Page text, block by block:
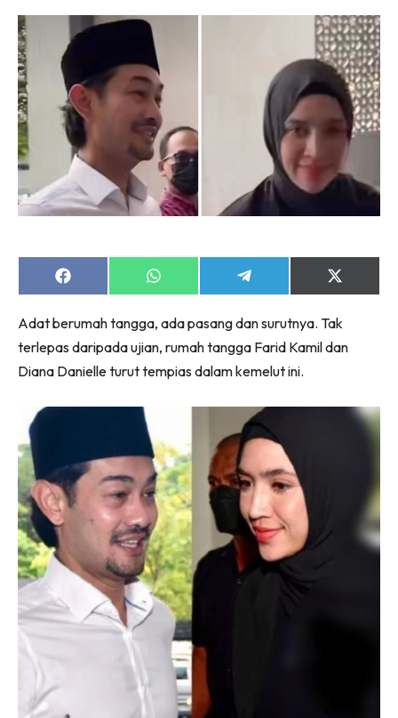
Share
on
Share
on
Share
on
Share
on
(Twitter)
Adat berumah tangga, ada pasang dan surutnya. Tak
terlepas daripada ujian, rumah tangga Farid Kamil dan
Diana Danielle turut tempias dalam kemelut ini.